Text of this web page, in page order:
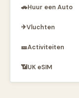
🚗Huur een Auto
✈Vluchten
🎫Activiteiten
📶UK eSIM